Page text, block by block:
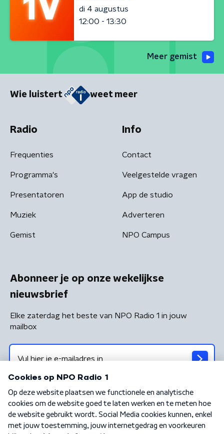
di 4 augustus
12:00 - 13:30
Meer gemist
Wie luistert weet meer
Radio
Frequenties
Programma's
Presentatoren
Muziek
Gemist
Info
Contact
Veelgestelde vragen
App de studio
Adverteren
NPO Campus
Abonneer je op onze wekelijkse
nieuwsbrief
Elke zaterdag het beste van NPO Radio 1 in jouw
mailbox
Algemene voorwaarden